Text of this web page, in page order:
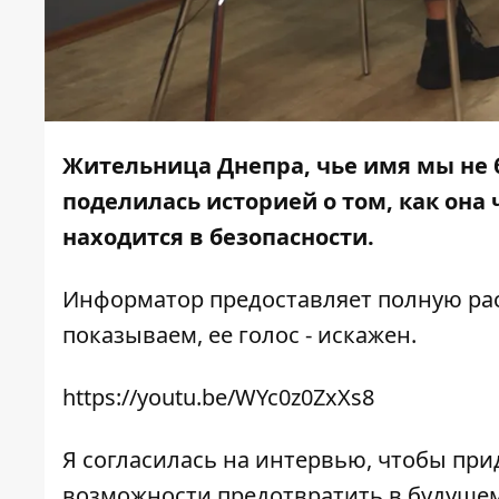
Жительница Днепра, чье имя мы не
поделилась историей о том, как она
находится в безопасности.
Информатор предоставляет полную
показываем, ее голос - искажен.
https://youtu.be/WYc0z0ZxXs8
Я согласилась на интервью, чтобы